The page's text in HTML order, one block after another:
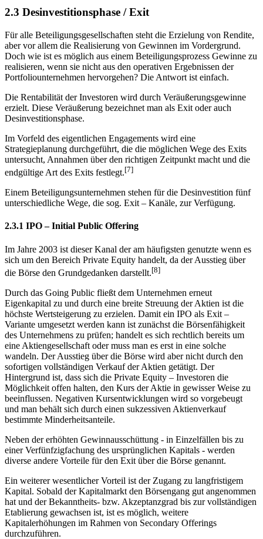
2.3 Desinvestitionsphase / Exit
Für alle Beteiligungsgesellschaften steht die Erzielung von Rendite,
aber vor allem die Realisierung von Gewinnen im Vordergrund.
Doch wie ist es möglich aus einem Beteiligungsprozess Gewinne zu
realisieren, wenn sie nicht aus den operativen Ergebnissen der
Portfoliounternehmen hervorgehen? Die Antwort ist einfach.
Die Rentabilität der Investoren wird durch Veräußerungsgewinne
erzielt. Diese Veräußerung bezeichnet man als Exit oder auch
Desinvestitionsphase.
Im Vorfeld des eigentlichen Engagements wird eine
Strategieplanung durchgeführt, die die möglichen Wege des Exits
untersucht, Annahmen über den richtigen Zeitpunkt macht und die
endgültige Art des Exits festlegt.[7]
Einem Beteiligungsunternehmen stehen für die Desinvestition fünf
unterschiedliche Wege, die sog. Exit – Kanäle, zur Verfügung.
2.3.1 IPO – Initial Public Offering
Im Jahre 2003 ist dieser Kanal der am häufigsten genutzte wenn es
sich um den Bereich Private Equity handelt, da der Ausstieg über
die Börse den Grundgedanken darstellt.[8]
Durch das Going Public fließt dem Unternehmen erneut
Eigenkapital zu und durch eine breite Streuung der Aktien ist die
höchste Wertsteigerung zu erzielen. Damit ein IPO als Exit –
Variante umgesetzt werden kann ist zunächst die Börsenfähigkeit
des Unternehmens zu prüfen; handelt es sich rechtlich bereits um
eine Aktiengesellschaft oder muss man es erst in eine solche
wandeln. Der Ausstieg über die Börse wird aber nicht durch den
sofortigen vollständigen Verkauf der Aktien getätigt. Der
Hintergrund ist, dass sich die Private Equity – Investoren die
Möglichkeit offen halten, den Kurs der Aktie in gewisser Weise zu
beeinflussen. Negativen Kursentwicklungen wird so vorgebeugt
und man behält sich durch einen sukzessiven Aktienverkauf
bestimmte Minderheitsanteile.
Neben der erhöhten Gewinnausschüttung - in Einzelfällen bis zu
einer Verfünfzigfachung des ursprünglichen Kapitals - werden
diverse andere Vorteile für den Exit über die Börse genannt.
Ein weiterer wesentlicher Vorteil ist der Zugang zu langfristigem
Kapital. Sobald der Kapitalmarkt den Börsengang gut angenommen
hat und der Bekanntheits- bzw. Akzeptanzgrad bis zur vollständigen
Etablierung gewachsen ist, ist es möglich, weitere
Kapitalerhöhungen im Rahmen von Secondary Offerings
durchzuführen.